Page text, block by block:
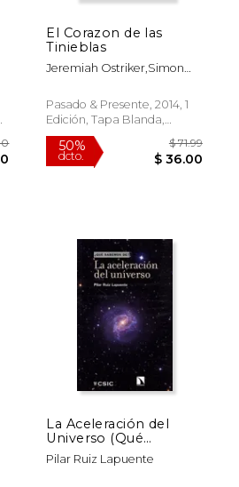
El Corazon de las
Tinieblas
Jeremiah Ostriker,Simon
Pasado & Presente, 2014, 1
Edición, Tapa Blanda,
Nuevo
50%
dcto.
La Aceleración del
Universo (Qué
Sabemos de)
Pilar Ruiz Lapuente